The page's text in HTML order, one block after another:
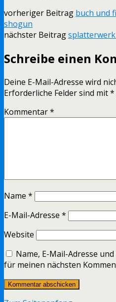
vorheriger Beitrag buch und
shogun
nächster Beitrag
Schreibe einen
Deine E-Mail-Adresse wird
Erforderliche Felder sind mit*
Kommentar*
Name *
E-Mail-Adresse *
Website
Name, E-Mail-Adresse
für meinen nächsten